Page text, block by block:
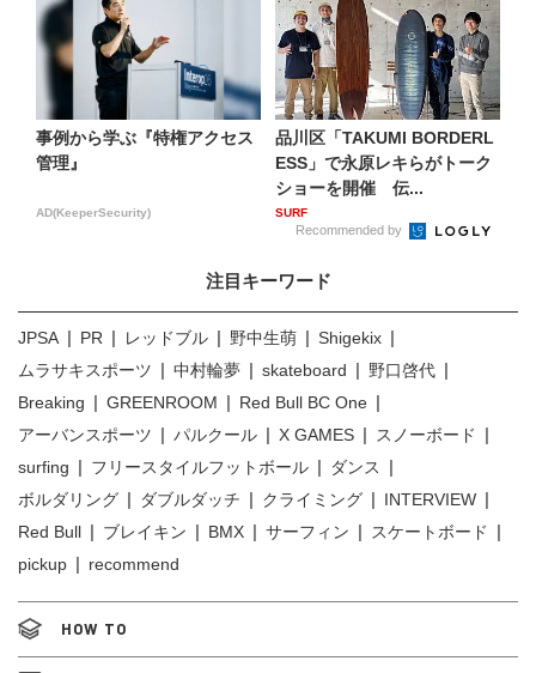
事例から学ぶ『特権アクセス
管理』
AD(KeeperSecurity)
品川区「TAKUMI BORDERL
ESS」で永原レキらがトーク
ショーを開催 伝...
SURF
Recommended by
注目キーワード
JPSA PR レッドブル 野中生萌
Shigekix
ムラサキスポーツ
中村輪夢 skateboard
野口啓代
Breaking
GREENROOM
Red Bull BC One
アーバンスポーツ
パルクール X GAMES
スノーボード
surfing
フリースタイルフットボール
ダンス
ボルダリング
ダブルダッチ クライミング
INTERVIEW
Red Bull
ブレイキン BMX サーフィン
スケートボード
pickup
recommend
HOW TO